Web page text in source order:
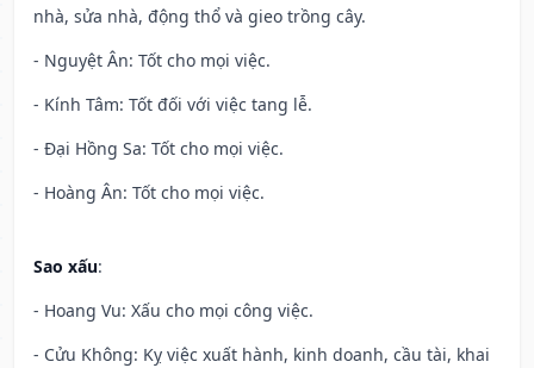
nhà, sửa nhà, động thổ và gieo trồng cây.
- Nguyệt Ân: Tốt cho mọi việc.
- Kính Tâm: Tốt đối với việc tang lễ.
- Đại Hồng Sa: Tốt cho mọi việc.
- Hoàng Ân: Tốt cho mọi việc.
Sao xấu:
- Hoang Vu: Xấu cho mọi công việc.
- Cửu Không: Kỵ việc xuất hành, kinh doanh, cầu tài, khai